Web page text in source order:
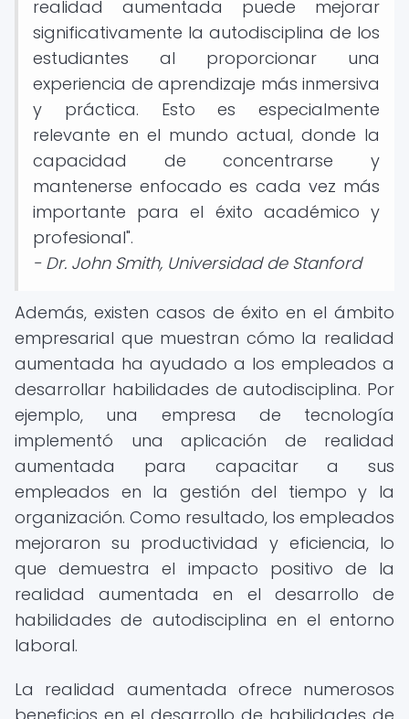
realidad aumentada puede mejorar
significativamente la autodisciplina de los
estudiantes al proporcionar una
experiencia de aprendizaje más inmersiva
y práctica. Esto es especialmente
relevante en el mundo actual, donde la
capacidad de concentrarse y
mantenerse enfocado es cada vez más
importante para el éxito académico y
profesional".
- Dr. John Smith, Universidad de Stanford
Además, existen casos de éxito en el ámbito
empresarial que muestran cómo la realidad
aumentada ha ayudado a los empleados a
desarrollar habilidades de autodisciplina. Por
ejemplo, una empresa de tecnología
implementó una aplicación de realidad
aumentada para capacitar a sus
empleados en la gestión del tiempo y la
organización. Como resultado, los empleados
mejoraron su productividad y eficiencia, lo
que demuestra el impacto positivo de la
realidad aumentada en el desarrollo de
habilidades de autodisciplina en el entorno
laboral.
La realidad aumentada ofrece numerosos